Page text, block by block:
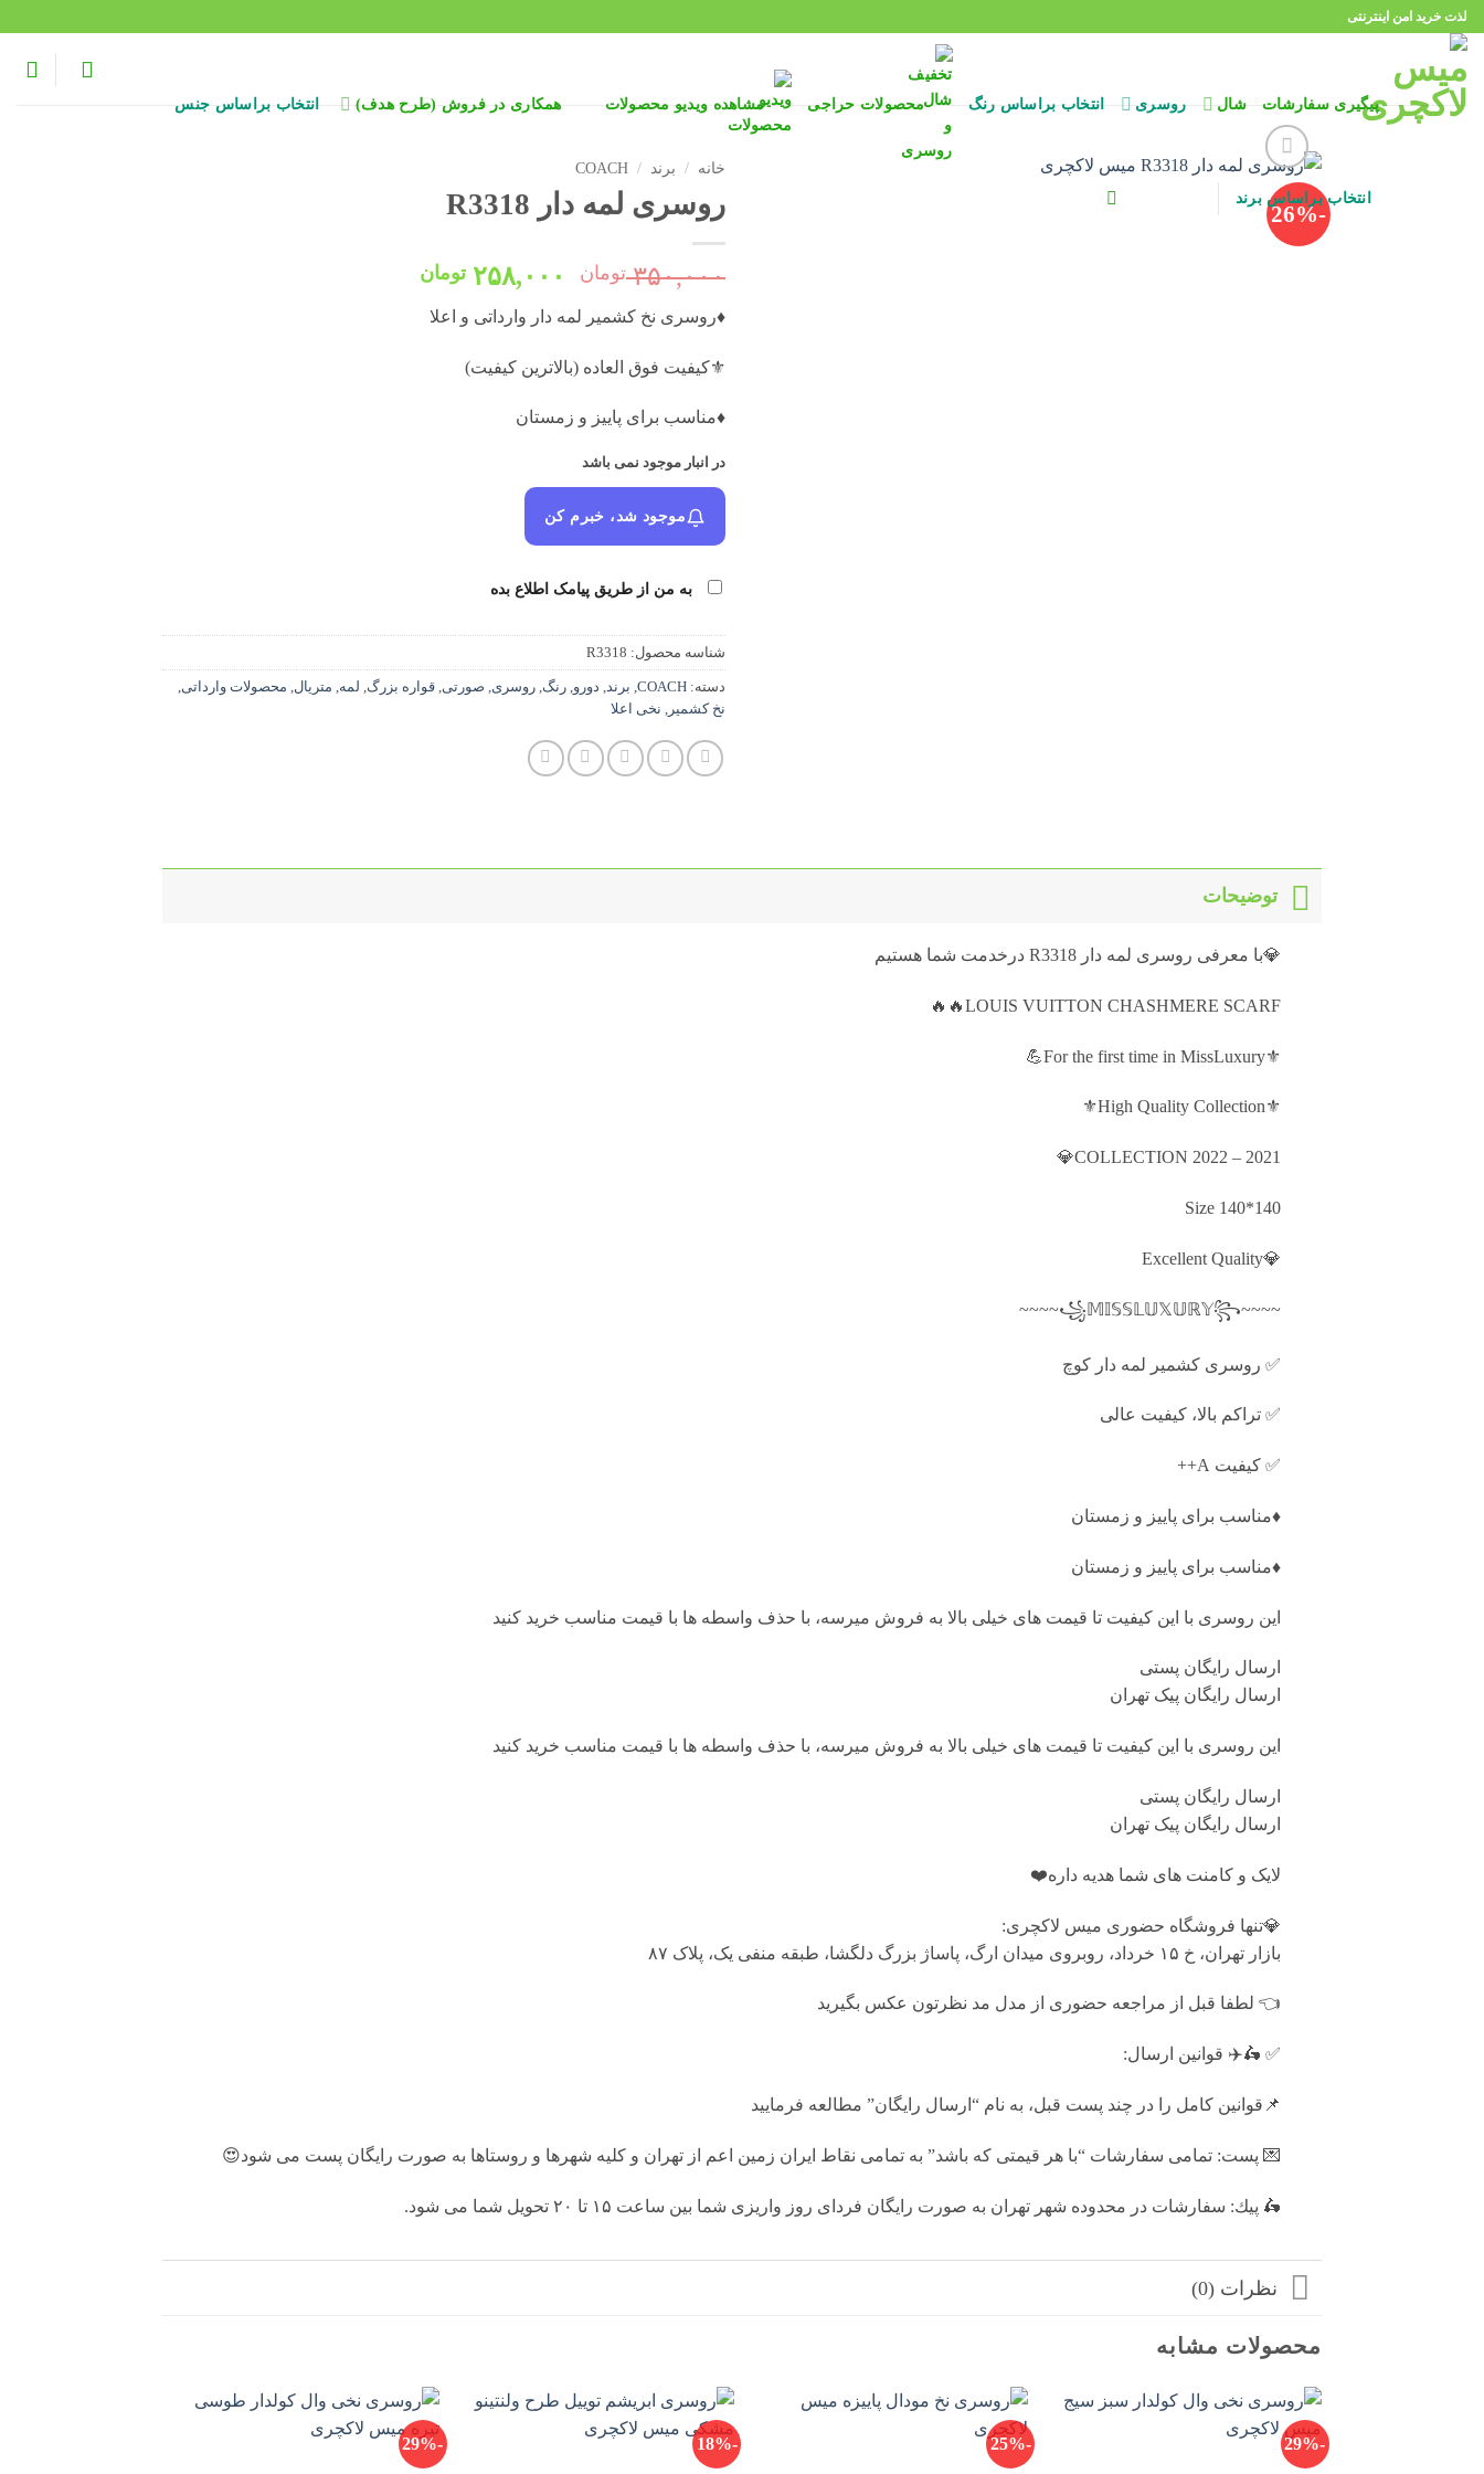
Skip
content
لذت خرید امن اینترنتی
پیگیری سفارشات شال روسری انتخاب براساس رنگ محصولات حراجی مشاهده ویدیو محصولات همکاری در فروش (طرح هدف) انتخاب براساس جنس
انتخاب براساس برند
-26%
خانه / برند /
COACH
روسری لمه دار R3318
۳۵۰,۰۰۰ تومان
قیمت
اصلی:
۳۵۰,۰۰۰ تومان
بود.
۲۵۸,۰۰۰ تومان
♦️روسری نخ کشمیر لمه دار وارداتی و اعلا
⚜️کیفیت فوق العاده (بالاترین کیفیت)
♦️مناسب برای پاییز و زمستان
در انبار موجود نمی باشد
موجود شد، خبرم کن
به من از طریق پیامک اطلاع بده
شناسه محصول: R3318
دسته: COACH
, برند, دورو, رنگ, روسری, صورتی, قواره بزرگ, لمه, متریال, محصولات وارداتی,
نخ کشمیر , نخی اعلا
توضیحات
💎با معرفی روسری لمه دار R3318 درخدمت شما هستیم
⚜️For the first time in MissLuxury💪
⚜️High Quality Collection⚜️
Size 140*140
‏💎Excellent Quality
✅ روسری کشمیر لمه دار کوچ
✅ تراکم بالا، کیفیت عالی
✅ کیفیت A++
♦️مناسب برای پاییز و زمستان
♦️مناسب برای پاییز و زمستان
این روسری با این کیفیت تا قیمت های خیلی بالا به فروش میرسه، با حذف واسطه ها با قیمت مناسب خرید کنید
ارسال رایگان پستی
ارسال رایگان پیک تهران
این روسری با این کیفیت تا قیمت های خیلی بالا به فروش میرسه، با حذف واسطه ها با قیمت مناسب خرید کنید
ارسال رایگان پستی
ارسال رایگان پیک تهران
لایک و کامنت های شما هدیه داره❤️
💎تنها فروشگاه حضوری میس لاکچری:
بازار تهران، خ ۱۵ خرداد، روبروی میدان ارگ، پاساژ بزرگ دلگشا، طبقه منفی یک، پلاک ۸۷
👈 لطفا قبل از مراجعه حضوری از مدل مد نظرتون عكس بگيريد
✅ 🛵✈️ قوانين ارسال:
📌قوانین کامل را در چند پست قبل، به نام “ارسال رایگان” مطالعه فرمایید
💌 پست: تمامى سفارشات “با هر قيمتى كه باشد” به تمامى نقاط ايران زمين اعم از تهران و كليه شهرها و روستاها به صورت رايگان پست می شود😍
🛵 پيك: سفارشات در محدوده شهر تهران به صورت رايگان فرداى روز واريزى شما بين ساعت ۱۵ تا ٢٠ تحويل شما مى شود.
نظرات (0)
محصولات مشابه
-29%
-25%
-18%
-29%